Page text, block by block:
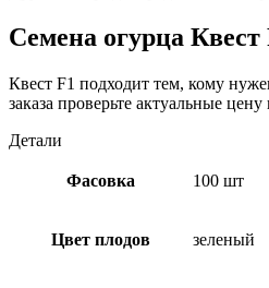
Семена огурца
Квест F1 подходит тем, кому
заказа проверьте актуальные
Детали
Фасовка 100 шт
Цвет плодов зеленый